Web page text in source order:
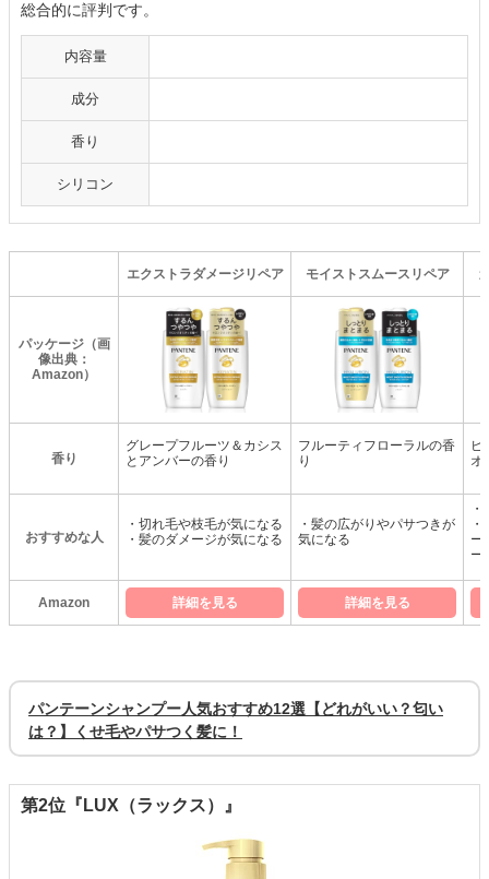
総合的に評判です。
内容量
成分
香り
シリコン
エクストラダメージリペア モイストスムースリペア
パッケージ（画
像出典：
Amazon）
香り
グレープフルーツ＆カシス
とアンバーの香り
フルーティフローラルの香
り
ピ
オ
おすすめな人
・切れ毛や枝毛が気になる
・髪のダメージが気になる
・髪の広がりやパサつきが
気になる
ー
ー
Amazon 詳細を見る 詳細を見る
パンテーンシャンプー人気おすすめ12選【どれがいい？匂い
は？】くせ毛やパサつく髪に！
第2位『LUX（ラックス）』